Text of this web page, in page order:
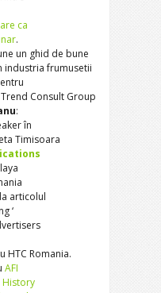
ca
.
un ghid de bune
industria frumusetii
Consult Group
:
în
Timisoara
articolul
‘
HTC Romania.
AFI
History